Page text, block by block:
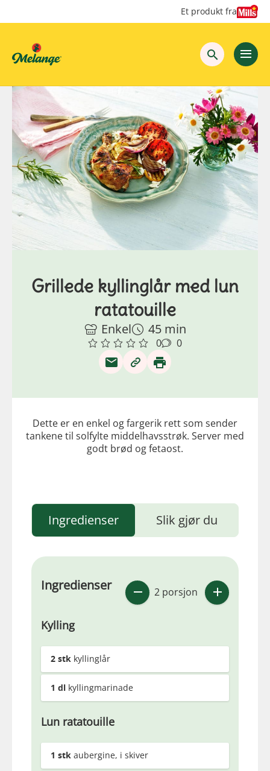
Et produkt fra
Grillede kyllinglår med lun
ratatouille
Enkel 45 min
0 0
Dette er en enkel og fargerik rett som sender
tankene til solfylte middelhavsstrøk. Server med
godt brød og fetaost.
Ingredienser Slik gjør du
Ingredienser 2 porsjon
Kylling
2 stk kyllinglår
1 dl kyllingmarinade
Lun ratatouille
1 stk aubergine, i skiver